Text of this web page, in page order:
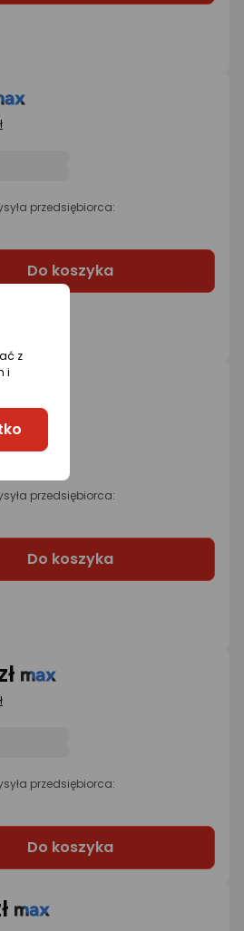
przedsiębiorca:
Do koszyka
przedsiębiorca:
Do koszyka
przedsiębiorca:
Do koszyka
z
i